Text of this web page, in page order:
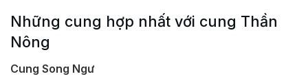
Những cung hợp nhất với cung Thần
Nông
Cung Song Ngư